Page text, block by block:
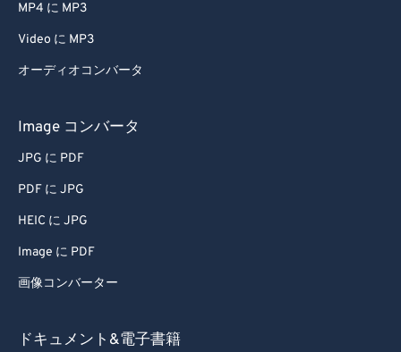
MP4 に MP3
Video に MP3
オーディオコンバータ
Image コンバータ
JPG に PDF
PDF に JPG
HEIC に JPG
Image に PDF
画像コンバーター
ドキュメント&電子書籍